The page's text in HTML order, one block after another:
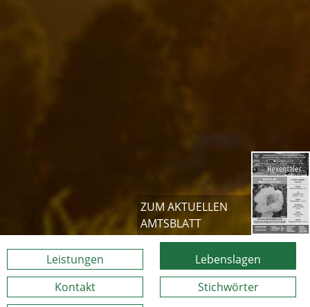
ZUM AKTUELLEN
AMTSBLATT
Leistungen
Lebenslagen
Kontakt
Stichwörter